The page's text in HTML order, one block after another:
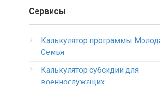
Сервисы
Калькулятор программы
Семья
Калькулятор субсидии для
военнослужащих